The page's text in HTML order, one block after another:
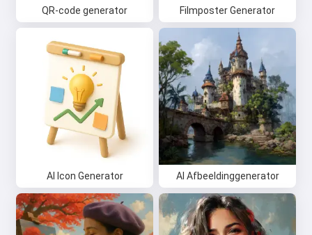
QR-code generator Filmposter Generator
AI Icon Generator AI Afbeeldinggenerator